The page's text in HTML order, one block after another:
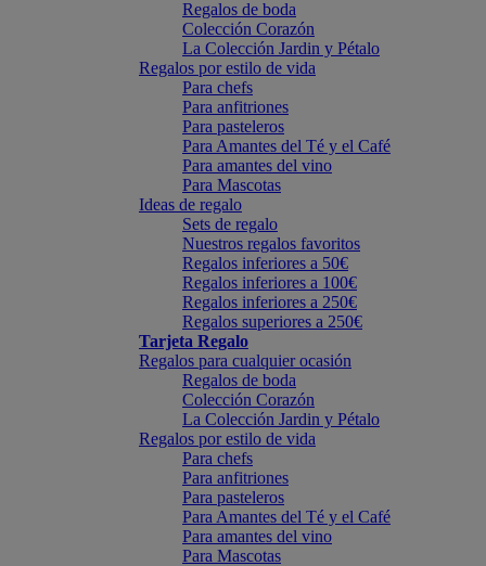
Regalos de boda
Colección Corazón
La Colección Jardin y Pétalo
Regalos por estilo de vida
Para chefs
Para anfitriones
Para pasteleros
Para Amantes del Té y el Café
Para amantes del vino
Para Mascotas
Ideas de regalo
Sets de regalo
Nuestros regalos favoritos
Regalos inferiores a 50€
Regalos inferiores a 100€
Regalos inferiores a 250€
Regalos superiores a 250€
Tarjeta Regalo
Regalos para cualquier ocasión
Regalos de boda
Colección Corazón
La Colección Jardin y Pétalo
Regalos por estilo de vida
Para chefs
Para anfitriones
Para pasteleros
Para Amantes del Té y el Café
Para amantes del vino
Para Mascotas